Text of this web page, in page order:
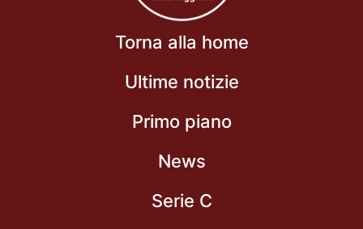
Torna alla home
Ultime notizie
Primo piano
News
Serie C